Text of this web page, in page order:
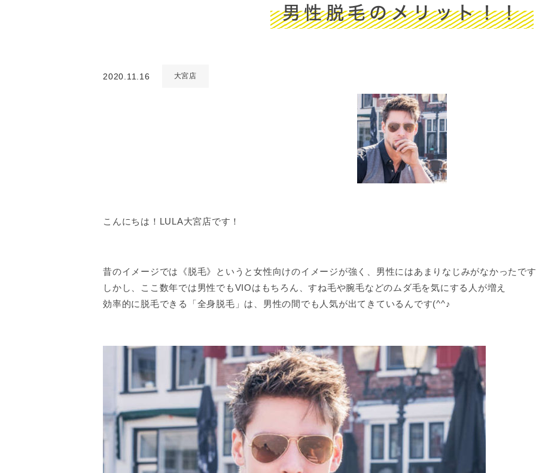
男性脱毛のメリット！！
2020.11.16 大宮店
こんにちは！LULA大宮店です！
昔のイメージでは《脱毛》というと女性向けのイメージが強く、男性にはあまりなじみがなかったで
しかし、ここ数年では男性でもVIOはもちろん、すね毛や腕毛などのムダ毛を気にする人が増え
効率的に脱毛できる「全身脱毛」は、男性の間でも人気が出てきているんです(^^♪